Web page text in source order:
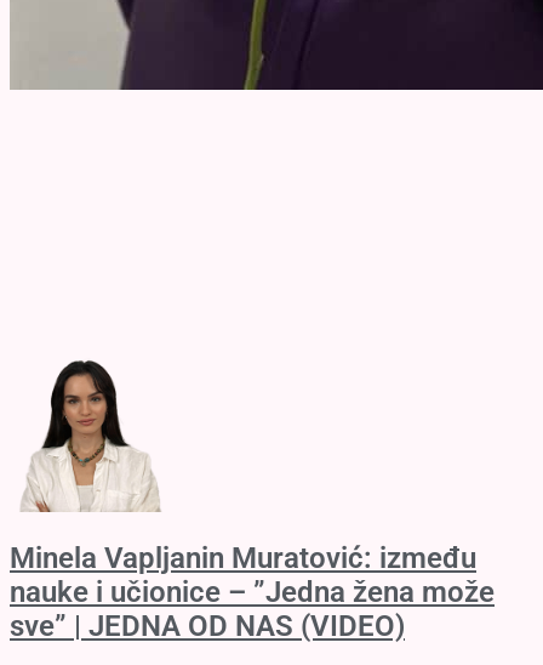
Minela Vapljanin Muratović: između
nauke i učionice – ”Jedna žena može
sve” | JEDNA OD NAS (VIDEO)